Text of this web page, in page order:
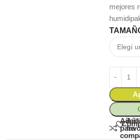
mejores
para